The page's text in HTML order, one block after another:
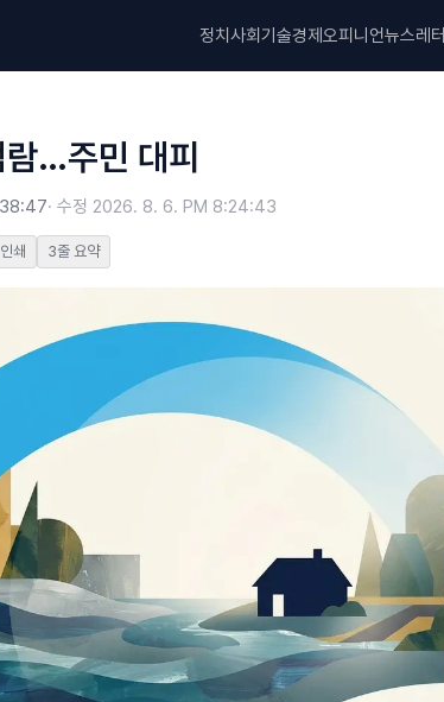
정치사회기술경제오피니언뉴스레터
…주민 대피
· 수정 2026. 8. 6. PM 8:24:43
인쇄 3줄 요약